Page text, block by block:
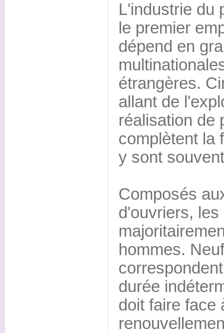
L'industrie du
le premier
dépend en
étrangères.
allant de
réalisation de
complètent la
y sont
Composés
d'ouvriers,
hommes.
durée
doit faire face